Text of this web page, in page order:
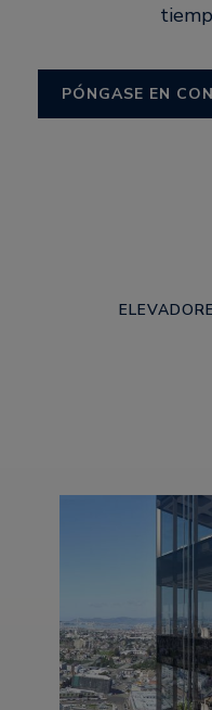
PÓNGASE EN